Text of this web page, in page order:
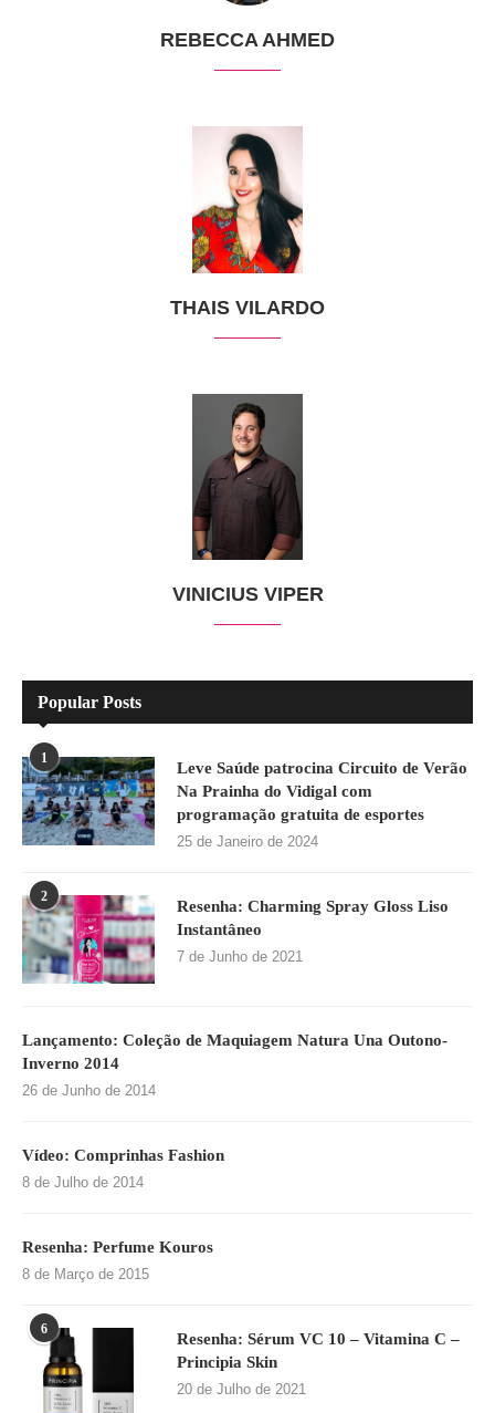
REBECCA AHMED
THAIS VILARDO
VINICIUS VIPER
Popular Posts
1
Leve Saúde patrocina Circuito de Verão
Na Prainha do Vidigal com
programação gratuita de esportes
25 de Janeiro de 2024
2
Resenha: Charming Spray Gloss Liso
Instantâneo
7 de Junho de 2021
Lançamento: Coleção de Maquiagem Natura Una Outono-
Inverno 2014
26 de Junho de 2014
Vídeo: Comprinhas Fashion
8 de Julho de 2014
Resenha: Perfume Kouros
8 de Março de 2015
6
Resenha: Sérum VC 10 – Vitamina C –
Principia Skin
20 de Julho de 2021